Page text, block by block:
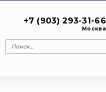
+7 (903) 293-31-66
Москва